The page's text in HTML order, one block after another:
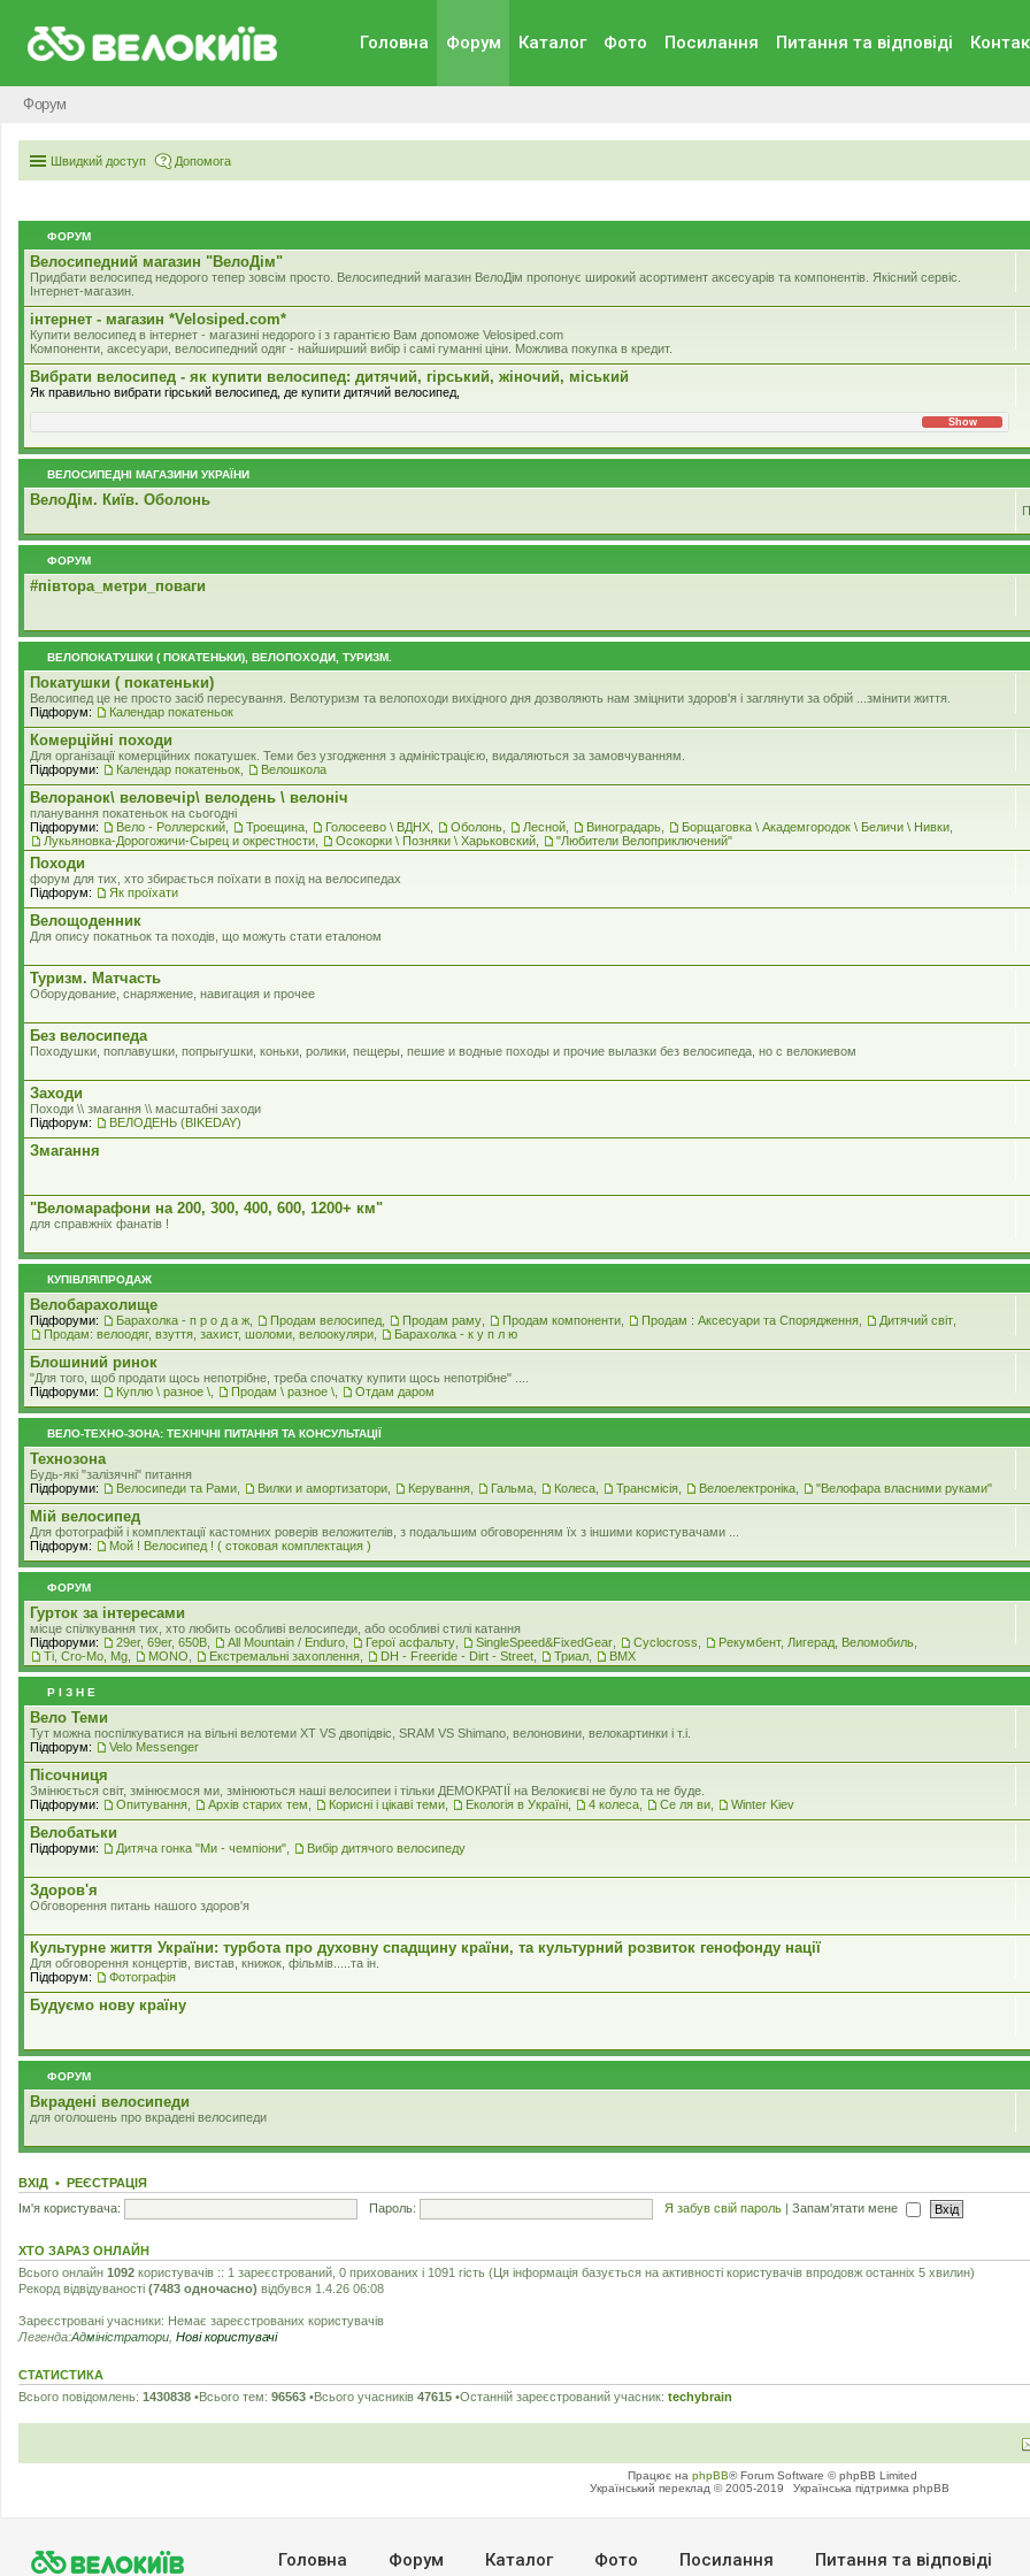
Головна Форум Каталог Фото Посилання Питання та вiдповiдi
Форум
Швидкий доступ Допомога
ФОРУМ
Велосипедний магазин "ВелоДім"
Придбати велосипед недорого тепер зовсім просто. Велосипедний магазин ВелоДім пропонує широкий асортимент аксесуарів та компонентів. Якісний сервіс.
Інтернет-магазин.
iнтернет - магазин *Velosiped.com*
Купити велосипед в інтернет - магазині недорого і з гарантією Вам допоможе Velosiped.com
Компоненти, аксесуари, велосипедний одяг - найширший вибір і самі гуманні ціни. Можлива покупка в кредит.
Вибрати велосипед - як купити велосипед: дитячий, гірський, жіночий, міський
Як правильно вибрати гірський велосипед, де купити дитячий велосипед,
Show
ВЕЛОСИПЕДНІ МАГАЗИНИ УКРАЇНИ
ВелоДім. Київ. Оболонь
ФОРУМ
#‎пiвтора_метри_поваги‬
ВЕЛОПОКАТУШКИ ( ПОКАТЕНЬКИ), ВЕЛОПОХОДИ, ТУРИЗМ.
Покатушки ( покатеньки)
Велосипед це не просто засіб пересування. Велотуризм та велопоходи вихідного дня дозволяють нам зміцнити здоров'я і заглянути за обрій ...змінити життя.
Підфорум:
Календар покатеньок
Комерцiйнi походи
Для організації комерційних покатушек. Теми без узгодження з адміністрацією, видаляються за замовчуванням.
Підфоруми:
Календар покатеньок Велошкола
Велоранок\ веловечір\ велодень \ велоніч
планування покатеньок на сьогодні
Підфоруми:
Вело - Роллерский Троещина Голосеево \ ВДНХ Оболонь Лесной Виноградарь Борщаговка \ Академгородок \ Беличи \ Нивки
Лукьяновка-Дорогожичи-Сырец и окрестности
Осокорки \ Позняки \ Харьковский "Любители Велоприключений"
Походи
форум для тих, хто збирається поїхати в похід на велосипедах
Підфорум:
Як проїхати
Велощоденник
Для опису покатньок та походів, що можуть стати еталоном
Туризм. Матчасть
Оборудование, снаряжение, навигация и прочее
Без велосипеда
Походушки, поплавушки, попрыгушки, коньки, ролики, пещеры, пешие и водные походы и прочие вылазки без велосипеда, но с велокиевом
Заходи
Походи \\ змагання \\ масштабні заходи
Підфорум:
ВЕЛОДЕНЬ (BIKEDAY)
Змагання
"Веломарафони на 200, 300, 400, 600, 1200+ км"
для справжнiх фанатiв !
КУПІВЛЯ\ПРОДАЖ
Велобарахолище
Підфоруми: Барахолка - п р о д а ж Продам велосипед Продам раму Продам компоненти Продам : Аксесуари та Спорядження Дитячий світ
Продам: велоодяг, взуття, захист, шоломи, велоокуляри
Барахолка - к у п л ю
Блошиний ринок
"Для того, щоб продати щось непотрібне, треба спочатку купити щось непотрібне" ....
Підфоруми:
Куплю \ разное \ Продам \ разное \ Отдам даром
ВЕЛО-ТЕХНО-ЗОНА: ТЕХНІЧНІ ПИТАННЯ ТА КОНСУЛЬТАЦІЇ
Технозона
Будь-які "залізячні" питання
Підфоруми:
Велосипеди та Рами Вилки и амортизатори Керування Гальма Колеса Трансмісія Велоелектроніка "Велофара власними руками"
Мiй велосипед
Для фотографій і комплектації кастомних роверiв веложителiв, з подальшим обговоренням їх з іншими користувачами ...
Підфорум:
Мой ! Велосипед ! ( стоковая комплектация )
ФОРУМ
Гурток за інтересами
місце спілкування тих, хто любить особливі велосипеди, або особливі стилі катання
Підфоруми:
29er, 69er, 650B All Mountain / Enduro Герої асфальту SingleSpeed&FixedGear Cyclocross Рекумбент, Лигерад, Веломобиль
Ti, Cro-Mo, Mg
MONO Екстремальні захоплення DH - Freeride - Dirt - Street Триал BMX
Р I З Н Е
Вело Теми
Тут можна поспілкуватися на вільні велотеми ХТ VS двопідвіс, SRAM VS Shimano, велоновини, велокартинки і т.і.
Підфорум:
Velo Messenger
Пісочниця
Змінюється світ, змінюємося ми, змінюються наші велосипеи і тільки ДЕМОКРАТІЇ на Велокиєві не було та не буде.
Підфоруми:
Опитування Архів старих тем Корисні і цікаві теми Екологiя в Україні 4 колеса Се ля ви Winter Kiev
Велобатьки
Підфоруми: Дитяча гонка "Ми - чемпіони" Вибір дитячого велосипеду
Здоров'я
Обговорення питань нашого здоров'я
Культурне життя України: турбота про духовну спадщину країни, та культурний розвиток генофонду нації
Для обговорення концертів, вистав, книжок, фільмів.....та iн.
Підфорум:
Фотографія
Будуємо нову країну
ФОРУМ
Вкрадені велосипеди
для оголошень про вкрадені велосипеди
ВХІД • РЕЄСТРАЦІЯ
Ім'я користувача:
Пароль: Я забув свій пароль | Запам'ятати мене
ХТО ЗАРАЗ ОНЛАЙН
Всього онлайн 1092 користувачів :: 1 зареєстрований, 0 прихованих і 1091 гість (Ця інформація базується на активності користувачів впродовж останніх 5 хвилин)
Рекорд відвідуваності (7483 одночасно) відбувся 1.4.26 06:08
Зареєстровані учасники: Немає зареєстрованих користувачів
Легенда:Адміністратори Нові користувачі
СТАТИСТИКА
Всього повідомлень: 1430838 •Всього тем: 96563 •Всього учасників 47615 •Останній зареєстрований учасник: techybrain
Працює на phpBB® Forum Software © phpBB Limited
Український переклад © 2005-2019
Українська підтримка phpBB
Головна Форум Каталог Фото Посилання Питання та вiдповiдi